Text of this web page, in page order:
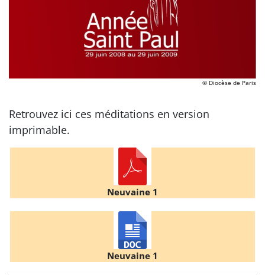
© Diocèse de Paris
Retrouvez ici ces méditations en version
imprimable.
Neuvaine 1
Neuvaine 1